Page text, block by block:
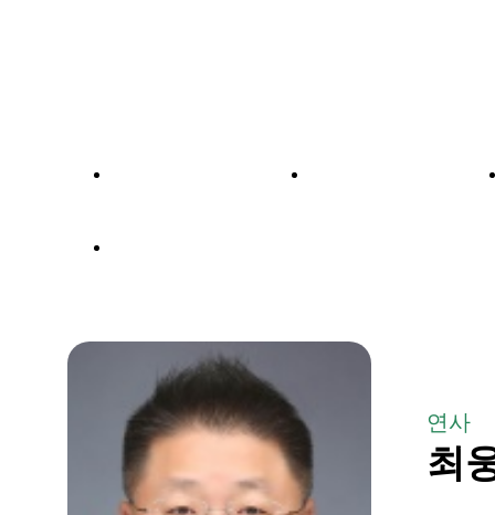
연사
최